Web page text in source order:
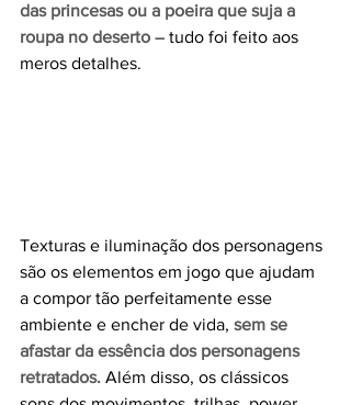
das princesas ou a poeira que suja a
roupa no deserto – tudo foi feito aos
meros detalhes.
Texturas e iluminação dos personagens
são os elementos em jogo que ajudam
a compor tão perfeitamente esse
ambiente e encher de vida, sem se
afastar da essência dos personagens
retratados. Além disso, os clássicos